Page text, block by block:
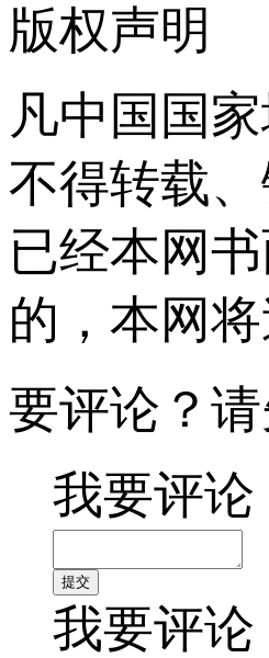
版权声明
凡中国国
不得转载
已经本网
的，本网
要评论？
我要评论
我要评论